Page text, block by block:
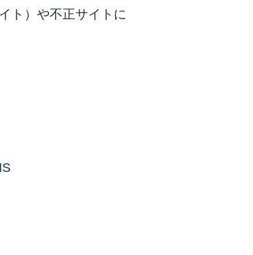
ト）や不正サイトに